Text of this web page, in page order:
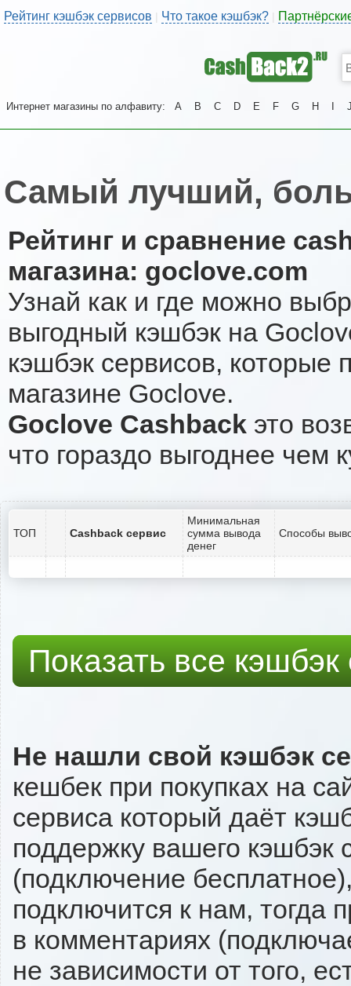
Рейтинг кэшбэк сервисов | Что такое кэшбэк?
Интернет магазины по алфавиту: A B C D E F G H
Самый лучший,
Рейтинг и сравнение
магазина: goclove.com
Узнай как и где можно
выгодный кэшбэк на
кэшбэк сервисов, которые
магазине Goclove.
Goclove Cashback это
что гораздо выгоднее чем
ТОП Cashback сервис
Минимальная
сумма вывода
денег
Способы
Показать все
Не нашли свой кэшбэк
кешбек при покупках на
сервиса который даёт
поддержку вашего кэшбэк
(подключение
подключится к нам, тогда
в комментариях
не зависимости от того,